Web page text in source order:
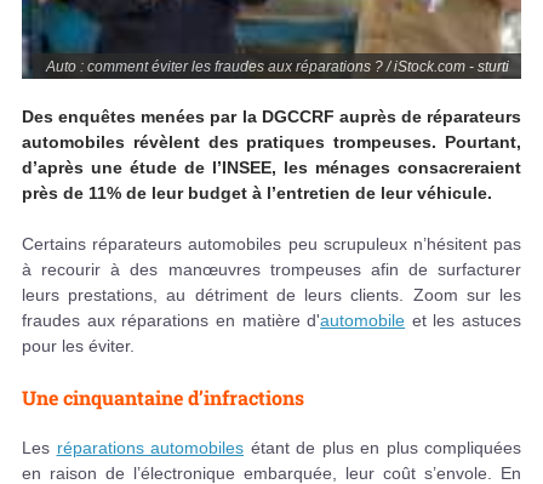
Auto : comment éviter les fraudes aux réparations ? / iStock.com - sturti
Des enquêtes menées par la DGCCRF auprès de réparateurs
automobiles révèlent des pratiques trompeuses. Pourtant,
d’après une étude de l’INSEE, les ménages consacreraient
près de 11% de leur budget à l’entretien de leur véhicule.
Certains réparateurs automobiles peu scrupuleux n’hésitent pas
à recourir à des manœuvres trompeuses afin de surfacturer
leurs prestations, au détriment de leurs clients. Zoom sur les
fraudes aux réparations en matière d'automobile et les astuces
pour les éviter.
Une cinquantaine d’infractions
Les réparations automobiles étant de plus en plus compliquées
en raison de l’électronique embarquée, leur coût s’envole. En